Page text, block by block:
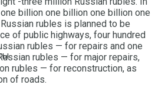
billion one billion one billion one
rubles is planned to be
of public highways, four hundred
rubles — for repairs and one
rubles — for major repairs,
rubles — for reconstruction, as
of roads.